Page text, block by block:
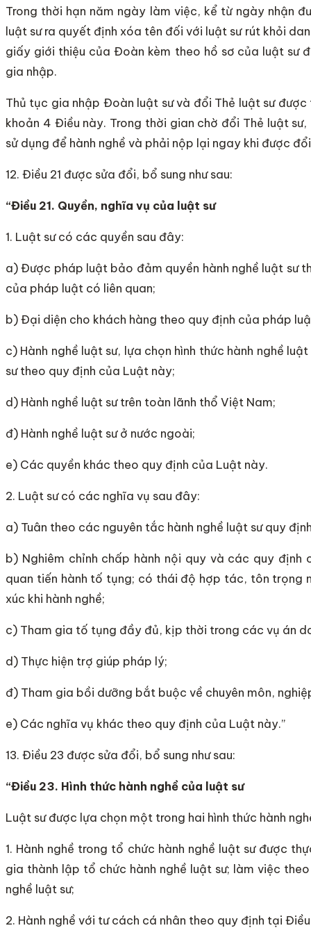
Trong thời hạn năm ngày làm việc, kể từ ngày nhận
luật sư ra quyết định xóa tên đối với luật sư rút khỏi
giấy giới thiệu của Đoàn kèm theo hồ sơ của luật sư
gia nhập.
Thủ tục gia nhập Đoàn luật sư và đổi Thẻ luật sư
khoản 4 Điều này. Trong thời gian chờ đổi Thẻ luật
sử dụng để hành nghề và phải nộp lại ngay khi được đổi
12. Điều 21 được sửa đổi, bổ sung như sau:
“Điều 21. Quyền, nghĩa vụ của luật sư
1. Luật sư có các quyền sau đây:
a) Được pháp luật bảo đảm quyền hành nghề luật sư
của pháp luật có liên quan;
b) Đại diện cho khách hàng theo quy định của pháp
c) Hành nghề luật sư, lựa chọn hình thức hành nghề
sư theo quy định của Luật này;
d) Hành nghề luật sư trên toàn lãnh thổ Việt Nam;
đ) Hành nghề luật sư ở nước ngoài;
e) Các quyền khác theo quy định của Luật này.
2. Luật sư có các nghĩa vụ sau đây:
a) Tuân theo các nguyên tắc hành nghề luật sư quy
b) Nghiêm chỉnh chấp hành nội quy và các quy
quan tiến hành tố tụng; có thái độ hợp tác, tôn trọng
xúc khi hành nghề;
c) Tham gia tố tụng đầy đủ, kịp thời trong các vụ án
d) Thực hiện trợ giúp pháp lý;
đ) Tham gia bồi dưỡng bắt buộc về chuyên môn,
e) Các nghĩa vụ khác theo quy định của Luật này.”
13. Điều 23 được sửa đổi, bổ sung như sau:
“Điều 23. Hình thức hành nghề của luật sư
Luật sư được lựa chọn một trong hai hình thức hành
1. Hành nghề trong tổ chức hành nghề luật sư được
gia thành lập tổ chức hành nghề luật sư; làm việc
nghề luật sư;
2. Hành nghề với tư cách cá nhân theo quy định tại